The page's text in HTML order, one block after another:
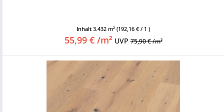
Inhalt 3.432 m² (192,16 € / 1 )
55,99 € /m² UVP75,90 € /m²